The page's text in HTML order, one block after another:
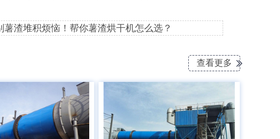
薯渣堆积烦恼！帮你薯渣烘干机怎么选？
查看更多